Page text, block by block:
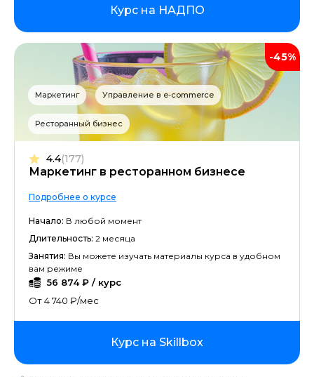
Курс на НАДПО
-45%
Маркетинг Управление в e-commerce
Ресторанный бизнес
Маркетинг в ресторанном бизнесе
4.4(177)
Подробнее о курсе
Начало: В любой момент
Длительность: 2 месяца
Занятия: Вы можете изучать материалы курса в удобном
вам режиме
56 874 ₽ / курс
От 4 740 ₽/мес
Курс на Skillbox